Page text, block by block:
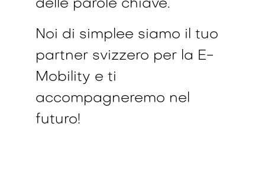
delle parole chiave.
Noi di simplee siamo il tuo
partner svizzero per la E-
Mobility e ti
accompagneremo nel
futuro!